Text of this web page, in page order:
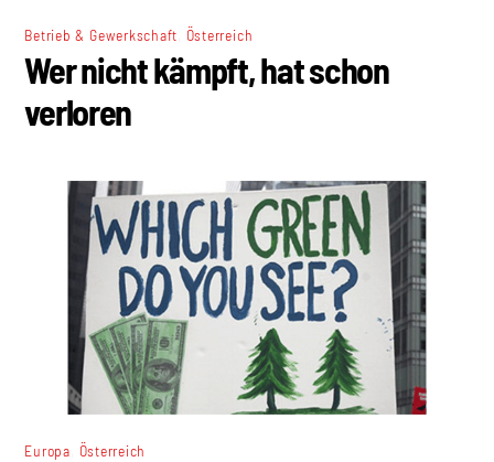
Betrieb & Gewerkschaft Österreich
Wer nicht kämpft, hat schon
verloren
Europa Österreich